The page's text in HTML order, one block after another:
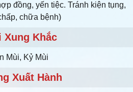
đồng, yến tiệc. Tránh kiện tụng,
chữa bệnh)
Xung Khắc
Mùi, Kỷ Mùi
Xuất Hành